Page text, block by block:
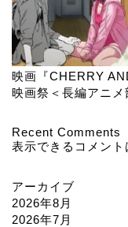
映画『CHERRY
映画祭＜長編アニ
Recent Comments
表示できるコメント
アーカイブ
2026年8月
2026年7月